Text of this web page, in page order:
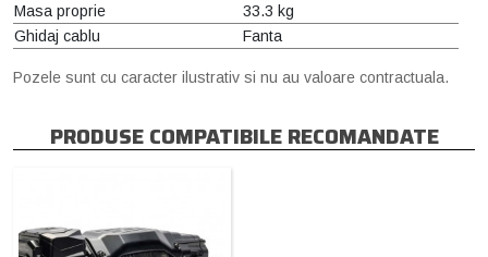
Masa proprie
33.3 kg
Ghidaj cablu
Fanta
Pozele sunt cu caracter ilustrativ si nu au valoare contractuala.
PRODUSE COMPATIBILE RECOMANDATE